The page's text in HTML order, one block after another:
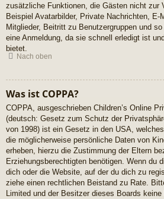
zusätzliche Funktionen, die Gästen nicht zur
Beispiel Avatarbilder, Private Nachrichten, E-
Mitglieder, Beitritt zu Benutzergruppen und
eine Anmeldung, da sie schnell erledigt ist
bietet.
Nach oben
Was ist COPPA?
COPPA, ausgeschrieben Children’s Online
(deutsch: Gesetz zum Schutz der
von 1998) ist ein Gesetz in den USA,
die möglicherweise persönliche Daten von
erheben, hierzu die Zustimmung der Eltern
Erziehungsberechtigten benötigen. Wenn du
dich oder die Website, auf der du dich zu
ziehe einen rechtlichen Beistand zu Rate.
Limited und der Besitzer dieses Boards